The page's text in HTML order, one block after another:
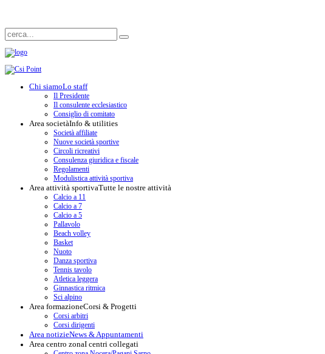
Chi siamoLo staff
Il Presidente
Il consulente ecclesiastico
Consiglio di comitato
Area societàInfo & utilities
Società affiliate
Nuove società sportive
Circoli ricreativi
Consulenza giuridica e fiscale
Regolamenti
Modulistica attività sportiva
Area attività sportivaTutte le nostre attività
Calcio a 11
Calcio a 7
Calcio a 5
Pallavolo
Beach volley
Basket
Nuoto
Danza sportiva
Tennis tavolo
Atletica leggera
Ginnastica ritmica
Sci alpino
Area formazioneCorsi & Progetti
Corsi arbitri
Corsi dirigenti
Area notizieNews & Appuntamenti
Area centro zonaI centri collegati